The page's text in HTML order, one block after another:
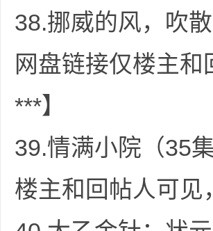
38.挪威的风，吹
网盘链接仅楼主
***】
39.情满小院（35
楼主和回帖人可见